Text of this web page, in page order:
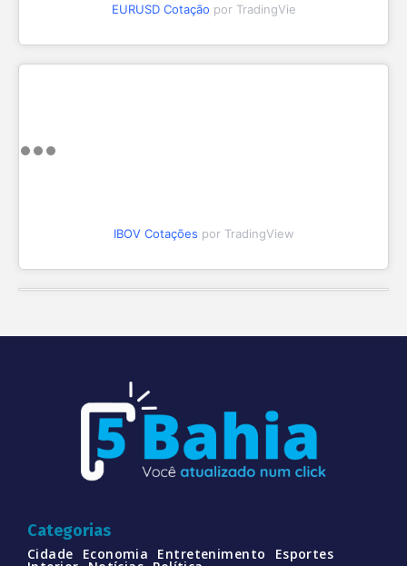
EURUSD Cotação por TradingVie
IBOV Cotações por TradingView
Categorias
Cidade Economia Entretenimento Esportes